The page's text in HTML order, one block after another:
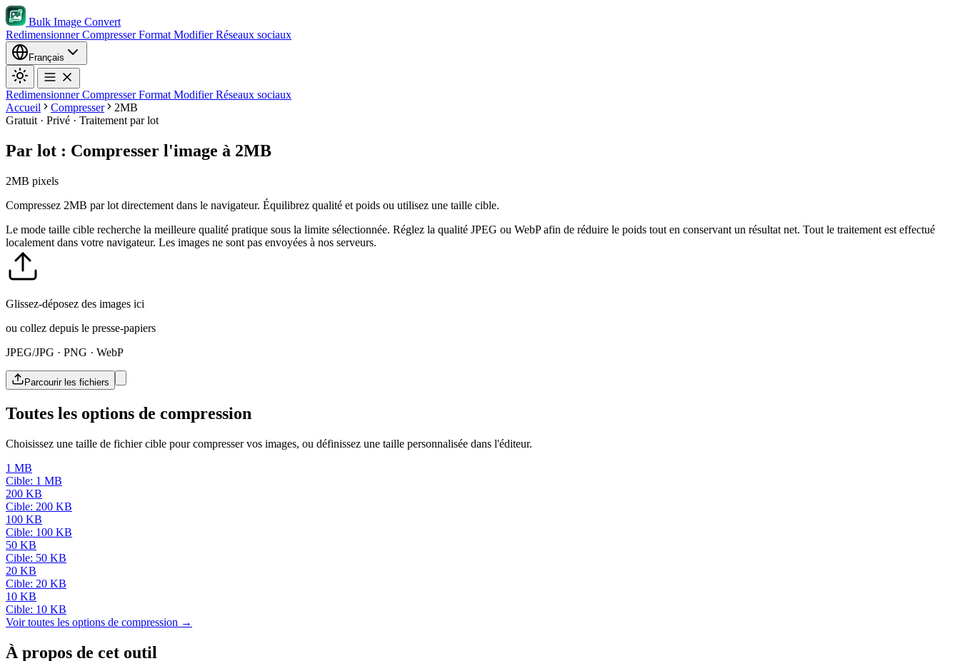
Bulk Image Convert
RedimensionnerCompresserFormat ModifierRéseaux sociaux
Français
RedimensionnerCompresserFormat ModifierRéseaux sociaux
Accueil
Compresser
2MB
Gratuit · Privé · Traitement par lot
Par lot : Compresser l'image à 2MB
2MB pixels
Compressez 2MB par lot directement dans le navigateur. Équilibrez qualité et poids ou utilisez une taille cible.
Le mode taille cible recherche la meilleure qualité pratique sous la limite sélectionnée. Réglez la qualité JPEG ou WebP afin de réduire le poids tout en conservant un résultat net. Tout le traitement est effectué
localement dans votre navigateur. Les images ne sont pas envoyées à nos serveurs.
Glissez-déposez des images ici
ou collez depuis le presse-papiers
JPEG/JPG · PNG · WebP
Parcourir les fichiers
Toutes les options de compression
Choisissez une taille de fichier cible pour compresser vos images, ou définissez une taille personnalisée dans l'éditeur.
1 MB
Cible: 1 MB
200 KB
Cible: 200 KB
100 KB
Cible: 100 KB
50 KB
Cible: 50 KB
20 KB
Cible: 20 KB
10 KB
Cible: 10 KB
Voir toutes les options de compression →
À propos de cet outil